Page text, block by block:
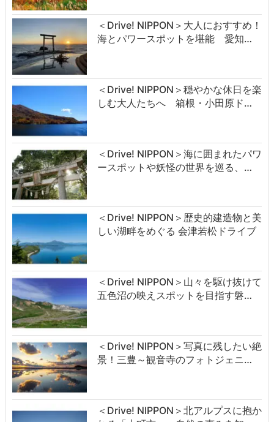
＜Drive! NIPPON＞大人におすすめ！
海とパワースポットを堪能 愛知…
＜Drive! NIPPON＞穏やかな休日を楽
しむ大人たちへ 箱根・小田原ド…
＜Drive! NIPPON＞海に囲まれたパワ
ースポットや妖怪の世界を巡る、…
＜Drive! NIPPON＞歴史的建造物と美
しい湖畔をめぐる 会津若松ドライブ
＜Drive! NIPPON＞山々を駆け抜けて
五色沼の映えスポットを目指す磐…
＜Drive! NIPPON＞写真に残したい絶
景！三豊～観音寺のフォトジェニ…
＜Drive! NIPPON＞北アルプスに抱か